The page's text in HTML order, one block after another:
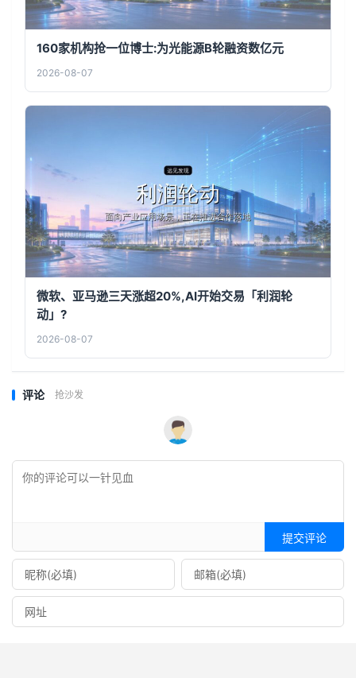
160家机构抢一位博士:为光能源B轮融资数亿元
2026-08-07
微软、亚马逊三天涨超20%,AI开始交易「利润轮
动」?
2026-08-07
评论 抢沙发
提交评论